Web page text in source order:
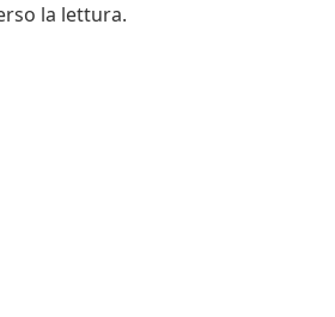
la lettura.